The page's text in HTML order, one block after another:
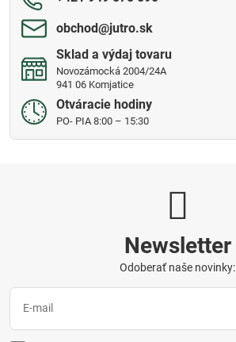
obchod​@jutro​.sk
Sklad a výdaj tovaru
Novozámocká 2004/24A
941 06 Komjatice
Otváracie hodiny
PO- PIA 8:00 – 15:30
Newsletter
Odoberať naše novinky: